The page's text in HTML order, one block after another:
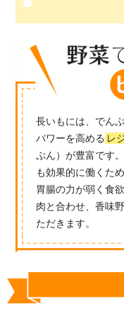
長いもには、でん
パワーを高める レ
ぷん）が豊富です
も効果的に働くた
胃腸の力が弱く食
肉と合わせ、香味
ただきます。